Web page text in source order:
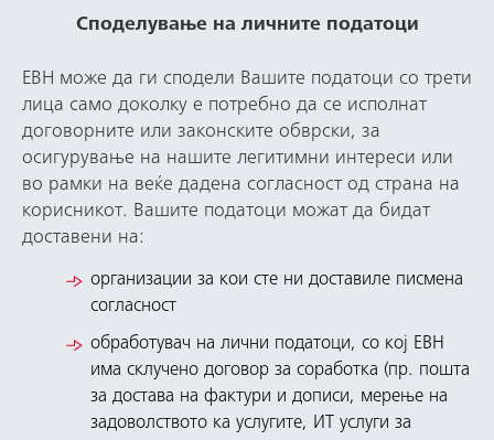
Споделување на личните податоци
ЕВН може да ги сподели Вашите податоци со трети
лица само доколку е потребно да се исполнат
договорните или законските обврски, за
осигурување на нашите легитимни интереси или
во рамки на веќе дадена согласност од страна на
корисникот. Вашите податоци можат да бидат
доставени на:
организации за кои сте ни доставиле писмена
согласност
обработувач на лични податоци, со кој ЕВН
има склучено договор за соработка (пр. пошта
за достава на фактури и дописи, мерење на
задоволството ка услугите, ИТ услуги за